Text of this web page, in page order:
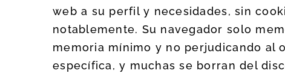
web a su perfil y necesidades, sin
notablemente. Su navegador solo
memoria mínimo y no perjudicando al
específica, y muchas se borran del